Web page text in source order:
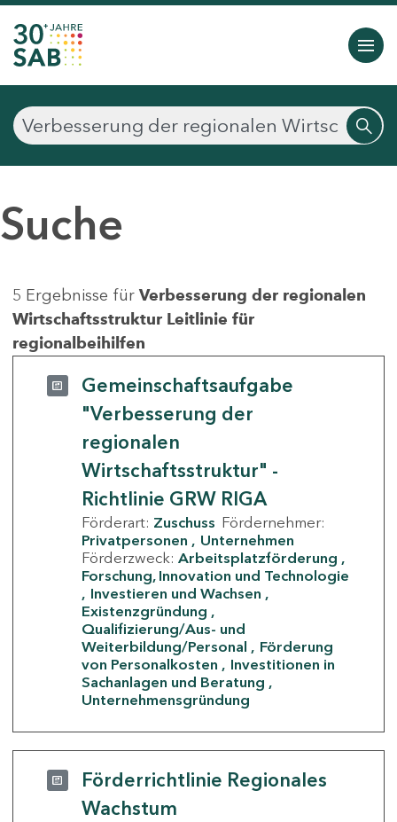
Suche
5 Ergebnisse für Verbesserung der regionalen
Wirtschaftsstruktur Leitlinie für
regionalbeihilfen
Gemeinschaftsaufgabe
"Verbesserung der
regionalen
Wirtschaftsstruktur" -
Richtlinie GRW RIGA
Förderart: Zuschuss Fördernehmer:
Privatpersonen
Unternehmen
Förderzweck: Arbeitsplatzförderung
Forschung, Innovation und Technologie
Investieren und Wachsen
Existenzgründung
Qualifizierung/Aus- und
Weiterbildung/Personal
Förderung
von Personalkosten
Investitionen in
Sachanlagen und Beratung
Unternehmensgründung
Förderrichtlinie Regionales
Wachstum